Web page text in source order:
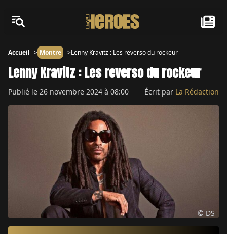
Accueil Montre Lenny Kravitz : Les reverso du rockeur
Lenny Kravitz : Les reverso du rockeur
Publié le 26 novembre 2024 à 08:00 Écrit par La Rédaction
© DS